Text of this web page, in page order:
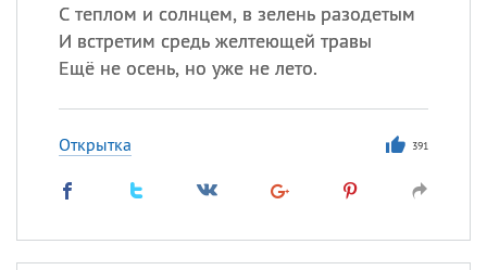
С теплом и солнцем, в зелень разодетым
И встретим средь желтеющей травы
Ещё не осень, но уже не лето.
Открытка 391